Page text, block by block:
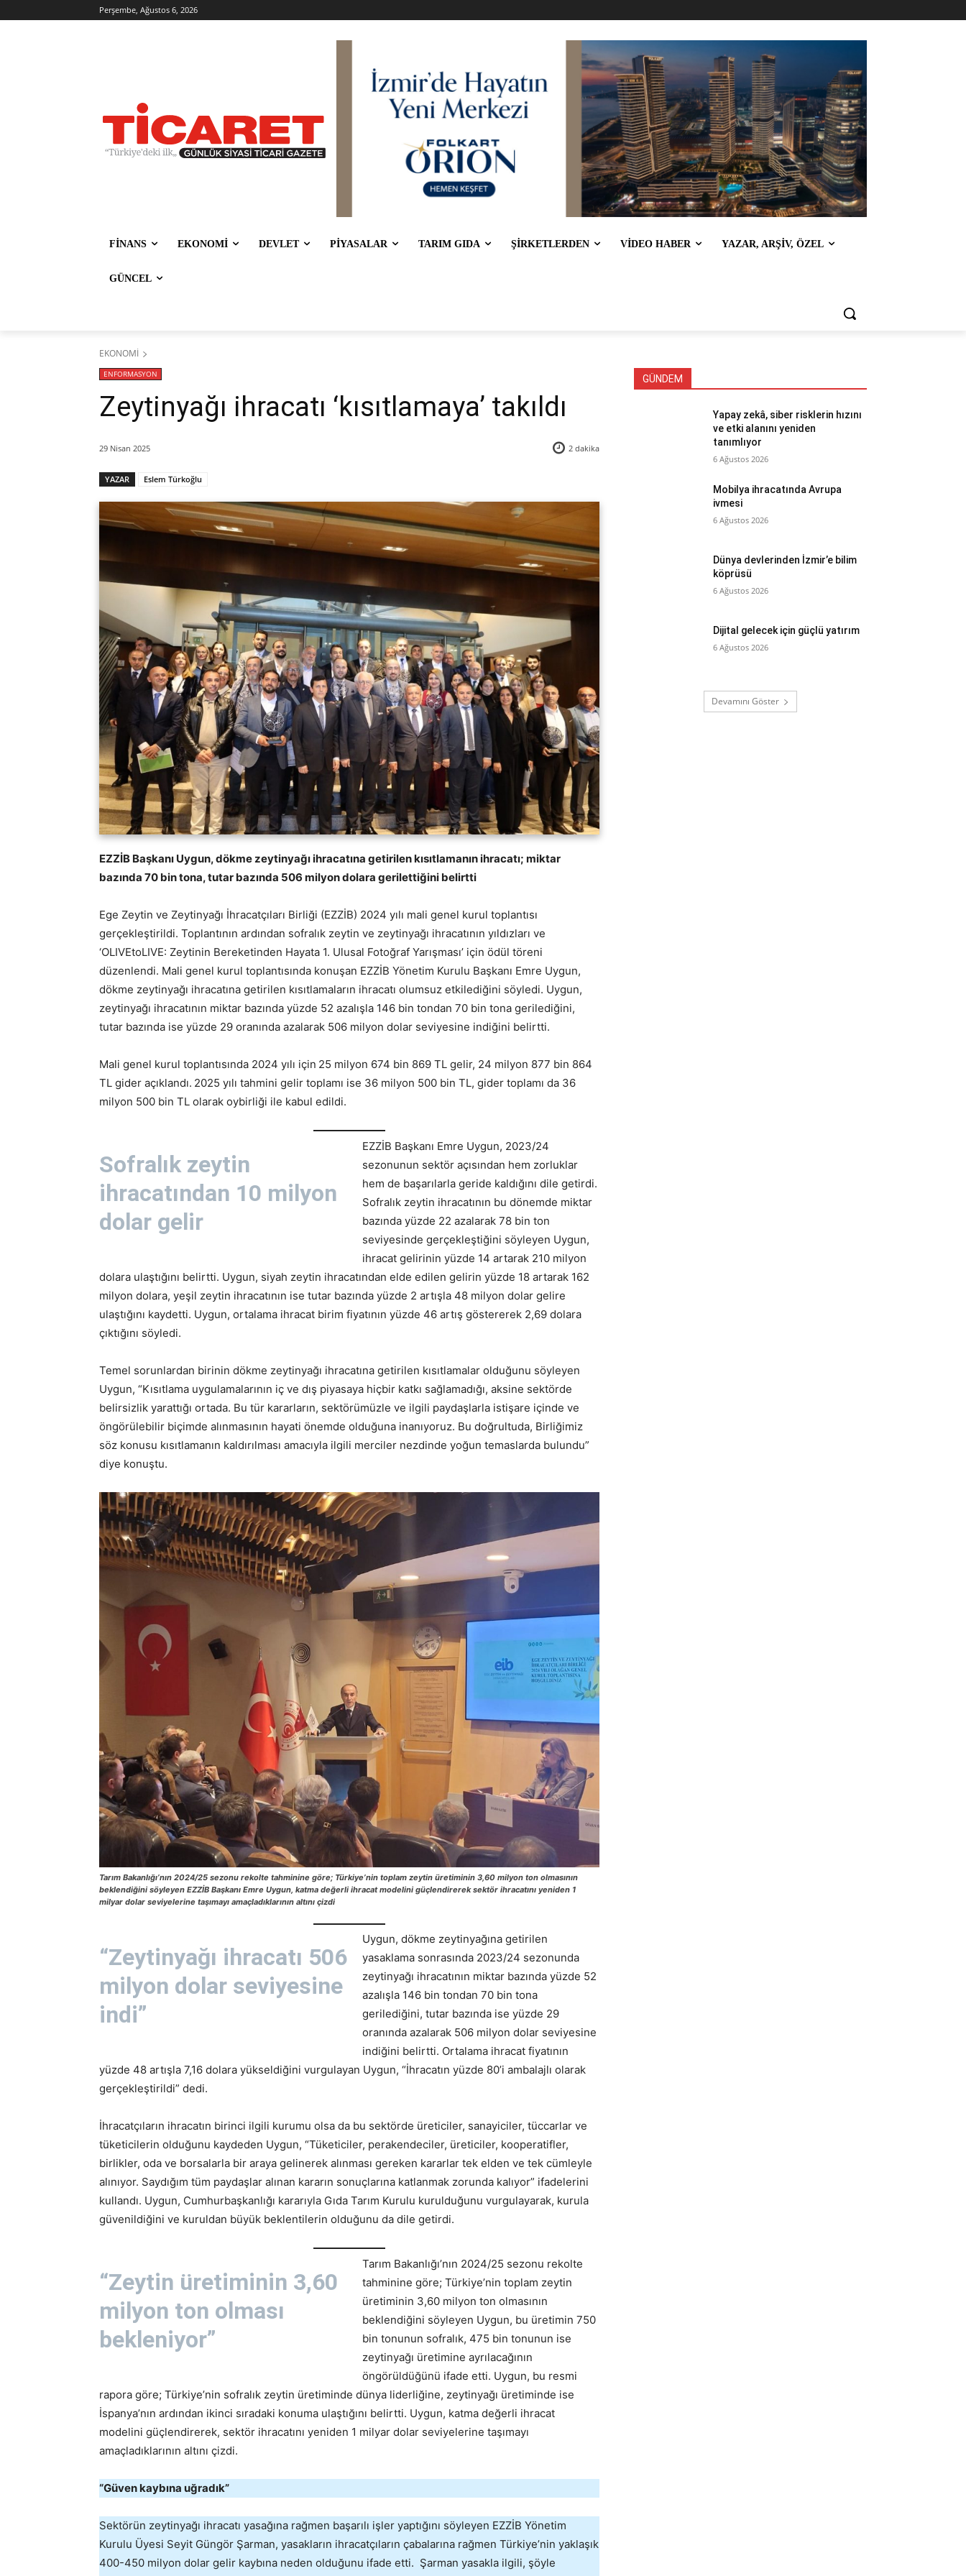
Perşembe, Ağustos 6, 2026
FİNANS EKONOMİ DEVLET PİYASALAR TARIM GIDA ŞİRKETLERDEN VİDEO HABER YAZAR, ARŞİV, ÖZEL
GÜNCEL
EKONOMİ
ENFORMASYON
Zeytinyağı ihracatı ‘kısıtlamaya’ takıldı
29 Nisan 2025 2 dakika
YAZAR Eslem Türkoğlu
EZZİB Başkanı Uygun, dökme zeytinyağı ihracatına getirilen kısıtlamanın ihracatı; miktar
bazında 70 bin tona, tutar bazında 506 milyon dolara gerilettiğini belirtti
Ege Zeytin ve Zeytinyağı İhracatçıları Birliği (EZZİB) 2024 yılı mali genel kurul toplantısı
gerçekleştirildi. Toplantının ardından sofralık zeytin ve zeytinyağı ihracatının yıldızları ve
‘OLIVEtoLIVE: Zeytinin Bereketinden Hayata 1. Ulusal Fotoğraf Yarışması’ için ödül töreni
düzenlendi. Mali genel kurul toplantısında konuşan EZZİB Yönetim Kurulu Başkanı Emre Uygun,
dökme zeytinyağı ihracatına getirilen kısıtlamaların ihracatı olumsuz etkilediğini söyledi. Uygun,
zeytinyağı ihracatının miktar bazında yüzde 52 azalışla 146 bin tondan 70 bin tona gerilediğini,
tutar bazında ise yüzde 29 oranında azalarak 506 milyon dolar seviyesine indiğini belirtti.
Mali genel kurul toplantısında 2024 yılı için 25 milyon 674 bin 869 TL gelir, 24 milyon 877 bin 864
TL gider açıklandı. 2025 yılı tahmini gelir toplamı ise 36 milyon 500 bin TL, gider toplamı da 36
milyon 500 bin TL olarak oybirliği ile kabul edildi.
Sofralık zeytin
ihracatından 10 milyon
dolar gelir
EZZİB Başkanı Emre Uygun, 2023/24
sezonunun sektör açısından hem zorluklar
hem de başarılarla geride kaldığını dile getirdi.
Sofralık zeytin ihracatının bu dönemde miktar
bazında yüzde 22 azalarak 78 bin ton
seviyesinde gerçekleştiğini söyleyen Uygun,
ihracat gelirinin yüzde 14 artarak 210 milyon
dolara ulaştığını belirtti. Uygun, siyah zeytin ihracatından elde edilen gelirin yüzde 18 artarak 162
milyon dolara, yeşil zeytin ihracatının ise tutar bazında yüzde 2 artışla 48 milyon dolar gelire
ulaştığını kaydetti. Uygun, ortalama ihracat birim fiyatının yüzde 46 artış göstererek 2,69 dolara
çıktığını söyledi.
Temel sorunlardan birinin dökme zeytinyağı ihracatına getirilen kısıtlamalar olduğunu söyleyen
Uygun, “Kısıtlama uygulamalarının iç ve dış piyasaya hiçbir katkı sağlamadığı, aksine sektörde
belirsizlik yarattığı ortada. Bu tür kararların, sektörümüzle ve ilgili paydaşlarla istişare içinde ve
öngörülebilir biçimde alınmasının hayati önemde olduğuna inanıyoruz. Bu doğrultuda, Birliğimiz
söz konusu kısıtlamanın kaldırılması amacıyla ilgili merciler nezdinde yoğun temaslarda bulundu”
diye konuştu.
Tarım Bakanlığı’nın 2024/25 sezonu rekolte tahminine göre; Türkiye’nin toplam zeytin üretiminin 3,60 milyon ton olmasının
beklendiğini söyleyen EZZİB Başkanı Emre Uygun, katma değerli ihracat modelini güçlendirerek sektör ihracatını yeniden 1
milyar dolar seviyelerine taşımayı amaçladıklarının altını çizdi
“Zeytinyağı ihracatı 506
milyon dolar seviyesine
indi”
Uygun, dökme zeytinyağına getirilen
yasaklama sonrasında 2023/24 sezonunda
zeytinyağı ihracatının miktar bazında yüzde 52
azalışla 146 bin tondan 70 bin tona
gerilediğini, tutar bazında ise yüzde 29
oranında azalarak 506 milyon dolar seviyesine
indiğini belirtti. Ortalama ihracat fiyatının
yüzde 48 artışla 7,16 dolara yükseldiğini vurgulayan Uygun, “İhracatın yüzde 80’i ambalajlı olarak
gerçekleştirildi” dedi.
İhracatçıların ihracatın birinci ilgili kurumu olsa da bu sektörde üreticiler, sanayiciler, tüccarlar ve
tüketicilerin olduğunu kaydeden Uygun, “Tüketiciler, perakendeciler, üreticiler, kooperatifler,
birlikler, oda ve borsalarla bir araya gelinerek alınması gereken kararlar tek elden ve tek cümleyle
alınıyor. Saydığım tüm paydaşlar alınan kararın sonuçlarına katlanmak zorunda kalıyor” ifadelerini
kullandı. Uygun, Cumhurbaşkanlığı kararıyla Gıda Tarım Kurulu kurulduğunu vurgulayarak, kurula
güvenildiğini ve kuruldan büyük beklentilerin olduğunu da dile getirdi.
“Zeytin üretiminin 3,60
milyon ton olması
bekleniyor”
Tarım Bakanlığı’nın 2024/25 sezonu rekolte
tahminine göre; Türkiye’nin toplam zeytin
üretiminin 3,60 milyon ton olmasının
beklendiğini söyleyen Uygun, bu üretimin 750
bin tonunun sofralık, 475 bin tonunun ise
zeytinyağı üretimine ayrılacağının
öngörüldüğünü ifade etti. Uygun, bu resmi
rapora göre; Türkiye’nin sofralık zeytin üretiminde dünya liderliğine, zeytinyağı üretiminde ise
İspanya’nın ardından ikinci sıradaki konuma ulaştığını belirtti. Uygun, katma değerli ihracat
modelini güçlendirerek, sektör ihracatını yeniden 1 milyar dolar seviyelerine taşımayı
amaçladıklarının altını çizdi.
“Güven kaybına uğradık”
Sektörün zeytinyağı ihracatı yasağına rağmen başarılı işler yaptığını söyleyen EZZİB Yönetim
Kurulu Üyesi Seyit Güngör Şarman, yasakların ihracatçıların çabalarına rağmen Türkiye’nin yaklaşık
400-450 milyon dolar gelir kaybına neden olduğunu ifade etti. Şarman yasakla ilgili, şöyle
GÜNDEM
Yapay zekâ, siber risklerin hızını
ve etki alanını yeniden
tanımlıyor
6 Ağustos 2026
Mobilya ihracatında Avrupa
ivmesi
6 Ağustos 2026
Dünya devlerinden İzmir’e bilim
köprüsü
6 Ağustos 2026
Dijital gelecek için güçlü yatırım
6 Ağustos 2026
Devamını Göster